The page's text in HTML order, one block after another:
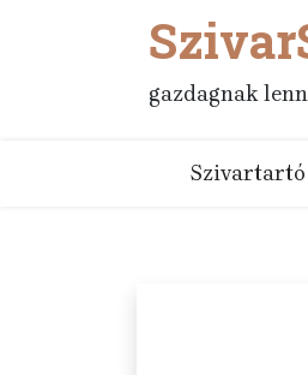
gazdagnak
Szivartartó